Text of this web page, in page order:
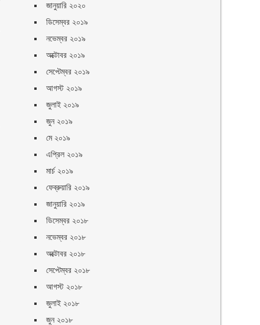
জানুয়ারি ২০২০
ডিসেম্বর ২০১৯
নভেম্বর ২০১৯
অক্টোবর ২০১৯
সেপ্টেম্বর ২০১৯
আগস্ট ২০১৯
জুলাই ২০১৯
জুন ২০১৯
মে ২০১৯
এপ্রিল ২০১৯
মার্চ ২০১৯
ফেব্রুয়ারি ২০১৯
জানুয়ারি ২০১৯
ডিসেম্বর ২০১৮
নভেম্বর ২০১৮
অক্টোবর ২০১৮
সেপ্টেম্বর ২০১৮
আগস্ট ২০১৮
জুলাই ২০১৮
জুন ২০১৮